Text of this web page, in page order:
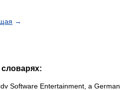
→
Software Entertainment, a German